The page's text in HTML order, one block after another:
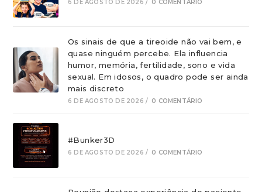
6 DE AGOSTO DE 2026 / 0 COMENTÁRIO
Os sinais de que a tireoide não vai bem, e
quase ninguém percebe. Ela influencia
humor, memória, fertilidade, sono e vida
sexual. Em idosos, o quadro pode ser ainda
mais discreto
6 DE AGOSTO DE 2026 / 0 COMENTÁRIO
#Bunker3D
6 DE AGOSTO DE 2026 / 0 COMENTÁRIO